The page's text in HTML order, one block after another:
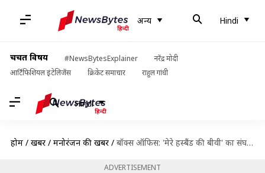
अन्य Hindi
चर्चित विषय #NewsBytesExplainer
नरेंद्र मोदी
आर्टिफिशियल इंटेलिजेंस
क्रिकेट समाचार राहुल गांधी
Hindi
होम / खबरें / मनोरंजन की खबरें / बॉक्स ऑफिस: 'मेरे हस्बैंड की बीवी' का संघर्ष जारी, सातवें दिन रहा ऐसा हाल
ADVERTISEMENT